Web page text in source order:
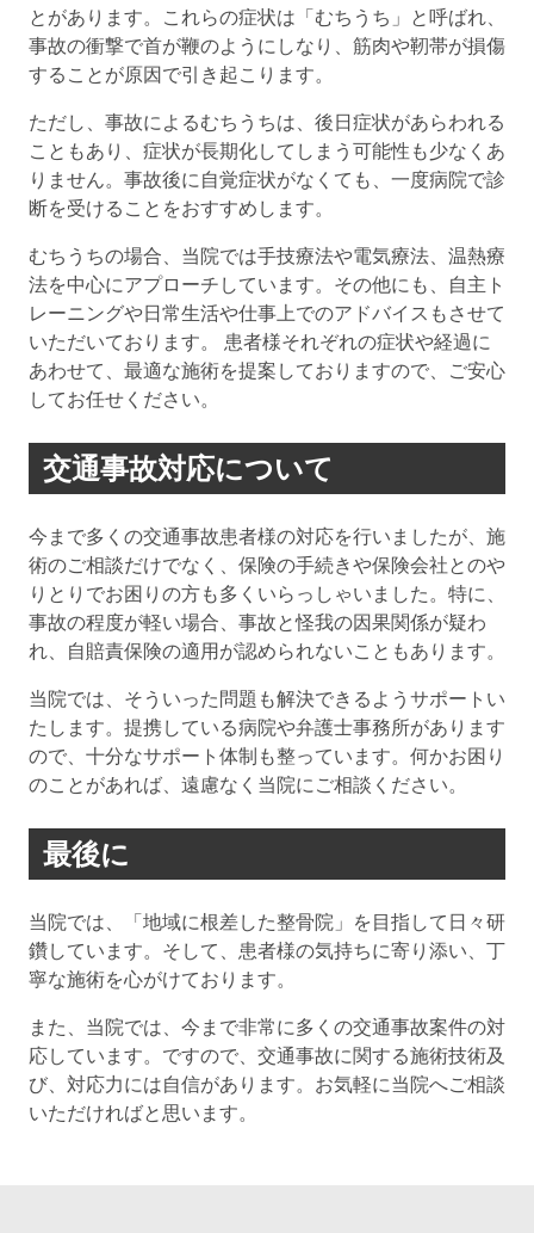
とがあります。これらの症状は「むちうち」と呼ばれ、
事故の衝撃で首が鞭のようにしなり、筋肉や靭帯が損傷
することが原因で引き起こります。
ただし、事故によるむちうちは、後日症状があらわれる
こともあり、症状が長期化してしまう可能性も少なくあ
りません。事故後に自覚症状がなくても、一度病院で診
断を受けることをおすすめします。
むちうちの場合、当院では手技療法や電気療法、温熱療
法を中心にアプローチしています。その他にも、自主ト
レーニングや日常生活や仕事上でのアドバイスもさせて
いただいております。 患者様それぞれの症状や経過に
あわせて、最適な施術を提案しておりますので、ご安心
してお任せください。
交通事故対応について
今まで多くの交通事故患者様の対応を行いましたが、施
術のご相談だけでなく、保険の手続きや保険会社とのや
りとりでお困りの方も多くいらっしゃいました。特に、
事故の程度が軽い場合、事故と怪我の因果関係が疑わ
れ、自賠責保険の適用が認められないこともあります。
当院では、そういった問題も解決できるようサポートい
たします。提携している病院や弁護士事務所があります
ので、十分なサポート体制も整っています。何かお困り
のことがあれば、遠慮なく当院にご相談ください。
最後に
当院では、「地域に根差した整骨院」を目指して日々研
鑽しています。そして、患者様の気持ちに寄り添い、丁
寧な施術を心がけております。
また、当院では、今まで非常に多くの交通事故案件の対
応しています。ですので、交通事故に関する施術技術及
び、対応力には自信があります。お気軽に当院へご相談
いただければと思います。